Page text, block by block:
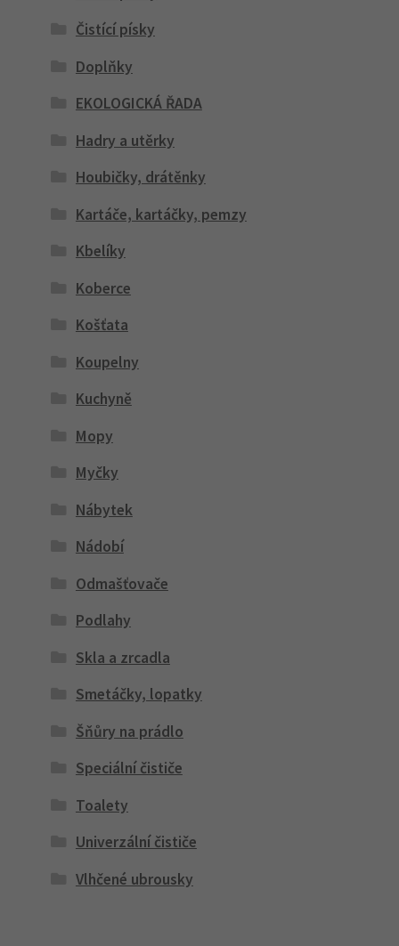
Čistící písky
Doplňky
EKOLOGICKÁ ŘADA
Hadry a utěrky
Houbičky, drátěnky
Kartáče, kartáčky, pemzy
Kbelíky
Koberce
Košťata
Koupelny
Kuchyně
Mopy
Myčky
Nábytek
Nádobí
Odmašťovače
Podlahy
Skla a zrcadla
Smetáčky, lopatky
Šňůry na prádlo
Speciální čističe
Toalety
Univerzální čističe
Vlhčené ubrousky